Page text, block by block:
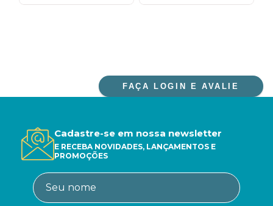
FAÇA LOGIN E AVALIE
Cadastre-se em nossa newsletter
E RECEBA NOVIDADES, LANÇAMENTOS E
PROMOÇÕES